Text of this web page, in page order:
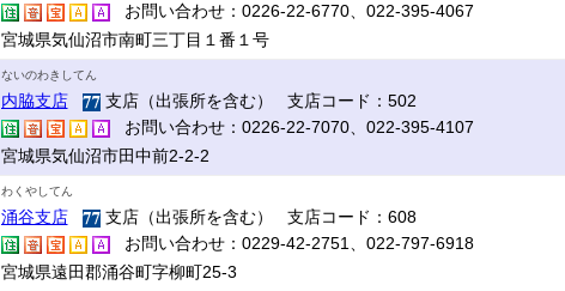
お問い合わせ：0226-22-6770、022-395-4067
宮城県気仙沼市南町三丁目１番１号
ないのわきしてん
内脇支店
支店（出張所を含む） 支店コード：502
お問い合わせ：0226-22-7070、022-395-4107
宮城県気仙沼市田中前2-2-2
わくやしてん
涌谷支店
支店（出張所を含む） 支店コード：608
お問い合わせ：0229-42-2751、022-797-6918
宮城県遠田郡涌谷町字柳町25-3